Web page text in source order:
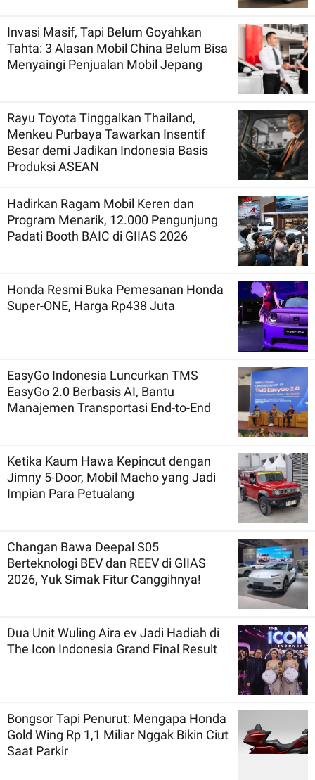
Invasi Masif, Tapi Belum Goyahkan
Tahta: 3 Alasan Mobil China Belum Bisa
Menyaingi Penjualan Mobil Jepang
Rayu Toyota Tinggalkan Thailand,
Menkeu Purbaya Tawarkan Insentif
Besar demi Jadikan Indonesia Basis
Produksi ASEAN
Hadirkan Ragam Mobil Keren dan
Program Menarik, 12.000 Pengunjung
Padati Booth BAIC di GIIAS 2026
Honda Resmi Buka Pemesanan Honda
Super-ONE, Harga Rp438 Juta
EasyGo Indonesia Luncurkan TMS
EasyGo 2.0 Berbasis AI, Bantu
Manajemen Transportasi End-to-End
Ketika Kaum Hawa Kepincut dengan
Jimny 5-Door, Mobil Macho yang Jadi
Impian Para Petualang
Changan Bawa Deepal S05
Berteknologi BEV dan REEV di GIIAS
2026, Yuk Simak Fitur Canggihnya!
Dua Unit Wuling Aira ev Jadi Hadiah di
The Icon Indonesia Grand Final Result
Bongsor Tapi Penurut: Mengapa Honda
Gold Wing Rp 1,1 Miliar Nggak Bikin Ciut
Saat Parkir